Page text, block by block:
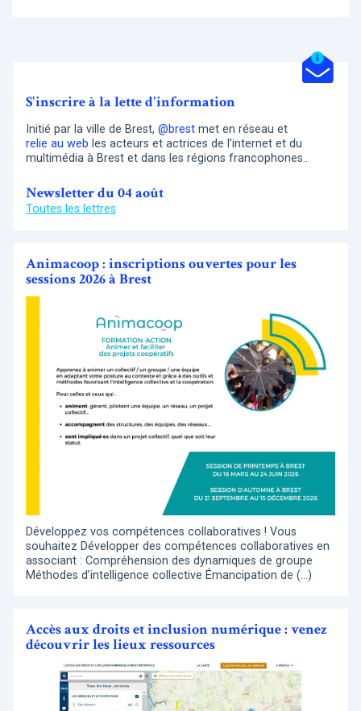
S'inscrire à la lette d'information
Initié par la ville de Brest, @brest met en réseau et
relie au web les acteurs et actrices de l’internet et du
multimédia à Brest et dans les régions francophones..
Newsletter du 04 août
Toutes les lettres
Animacoop : inscriptions ouvertes pour les
sessions 2026 à Brest
Développez vos compétences collaboratives ! Vous
souhaitez Développer des compétences collaboratives en
associant : Compréhension des dynamiques de groupe
Méthodes d’intelligence collective Émancipation de (…)
Accès aux droits et inclusion numérique : venez
découvrir les lieux ressources